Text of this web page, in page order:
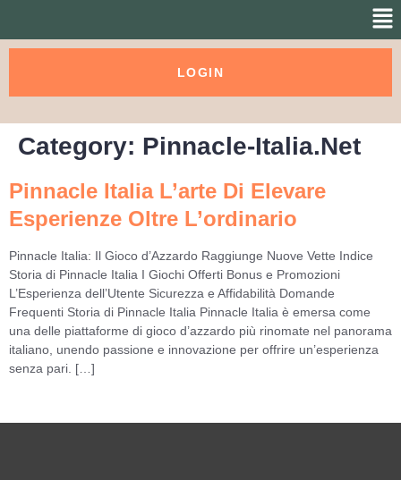
LOGIN
Category: Pinnacle-Italia.net
Pinnacle Italia L’arte Di Elevare
Esperienze Oltre L’ordinario
Pinnacle Italia: Il Gioco d’Azzardo Raggiunge Nuove Vette Indice
Storia di Pinnacle Italia I Giochi Offerti Bonus e Promozioni
L’Esperienza dell’Utente Sicurezza e Affidabilità Domande
Frequenti Storia di Pinnacle Italia Pinnacle Italia è emersa come
una delle piattaforme di gioco d’azzardo più rinomate nel panorama
italiano, unendo passione e innovazione per offrire un’esperienza
senza pari. […]